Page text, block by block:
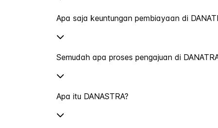
Apa saja keuntungan pembiayaan di
Semudah apa proses pengajuan di
Apa itu DANASTRA?